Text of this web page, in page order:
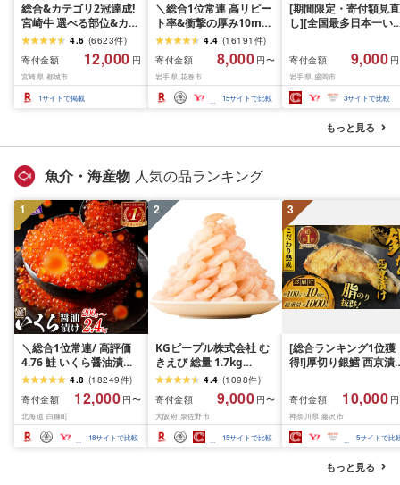
総合&カテゴリ2冠達成!
宮崎牛 選べる部位&カッ
ト (赤身&霜降り)or(赤身
のみ) 500g 1kg 2kg[発
送時期が選べる] 牛肉 焼
肉 すき焼き しゃぶしゃ
ぶ ステーキ ギフト お中
4.6 (6623件)
寄付金額
12,000 円
宮崎県 都城市
1サイトで掲載
＼総合1位常連 高リピー
ト率&衝撃の厚み10mm
厚切り牛タン 塩味/ ≪ス
ピード発送!!10営業日以
内発送≫ 選べる内容量
500g / 1kg 定期便 毎月
届く 牛肉 肉 BBQ ふるさ
と 人気 ランキング 岩手
4.4 (16191 件)
寄付金額
8,000 円〜
岩手県 花巻市
15サイトで比較
[期間限定・寄付額見直
し][全国最多日本一い
1.5kg(150g×10個) い
て牛 × 岩中豚 ハンバー
グ 合挽き 合い挽き 黒
和牛 人気 冷凍 個包装
分け 冷凍 牛肉 豚肉 和
ビーフ ポーク はんば
ぐ 挽肉 お肉 ミンチ 肉
お弁当 hannba-gu ラ
寄付金額 9,000
岩手県 盛岡市
3サイトで比較
もっと見る
魚介・海産物 人気の品ランキング
1
＼総合1位常連/ 高評価
4.76 鮭 いくら醤油漬け
ふるさと納税 いくら
200g / 400g / 800g /
1.6kg / 2.4kg 200g パッ
ク[選べる容量] 醤油漬け
海鮮 イクラ 小分け ふる
さと ランキング 人気 ギ
4.8 (18249件)
寄付金額
12,000 円〜
北海道 白糠町
18サイトで比較
2
KGピープル株式会社 む
きえび 総量 1.7kg
(850g×2P) 特大 5Lサイ
ズ バナメイエビ バラ凍
結 下処理不要 サイズ不
揃い 訳あり
4.4 (1098件)
寄付金額
9,000 円〜
大阪府 泉佐野市
15サイトで比較
3
[総合ランキング1位獲
得!]厚切り銀鱈 西京漬
約 1,000g (約 100g ×
切) 西京味噌 西京みそ
噌漬け みそ 味噌 鮮魚
介 銀だら 銀ダラ ギン
ラ ぎんだら 鱈 タラ 魚
西京焼き 西京漬 西京
き 冷凍 厳選 鮮魚 漬け
寄付金額 10,000
神奈川県 藤沢市
5サイトで比
もっと見る